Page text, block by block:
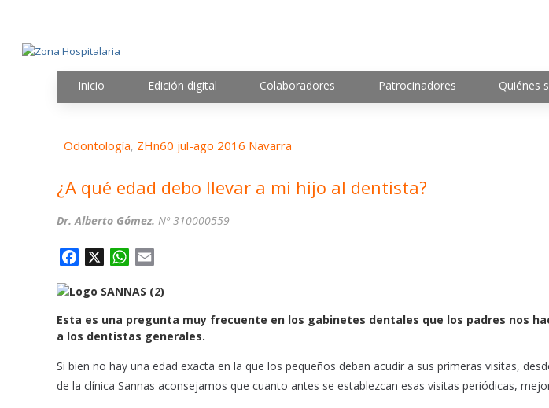
Inicio Edición digital Colaboradores Patrocinadores Quiénes
Odontología, ZHn60 jul-ago 2016 Navarra
¿A qué edad debo llevar a mi hijo al dentista?
Dr. Alberto Gómez. Nº 310000559
c
e
b
o
k
W
a
t
s
p
p
a
i
l
Esta es una pregunta muy frecuente en los gabinetes dentales que los padres nos
a los dentistas generales.
Si bien no hay una edad exacta en la que los pequeños deban acudir a sus primeras visitas,
de la clínica Sannas aconsejamos que cuanto antes se establezcan esas visitas periódicas,